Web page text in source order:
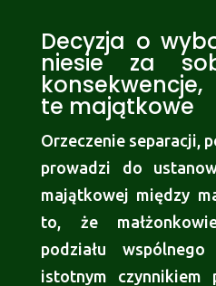
Decyzja o
niesie za
te majątkowe
Orzeczenie separacji,
prowadzi do
majątkowej między
to, że
podziału
istotnym czynnikiem